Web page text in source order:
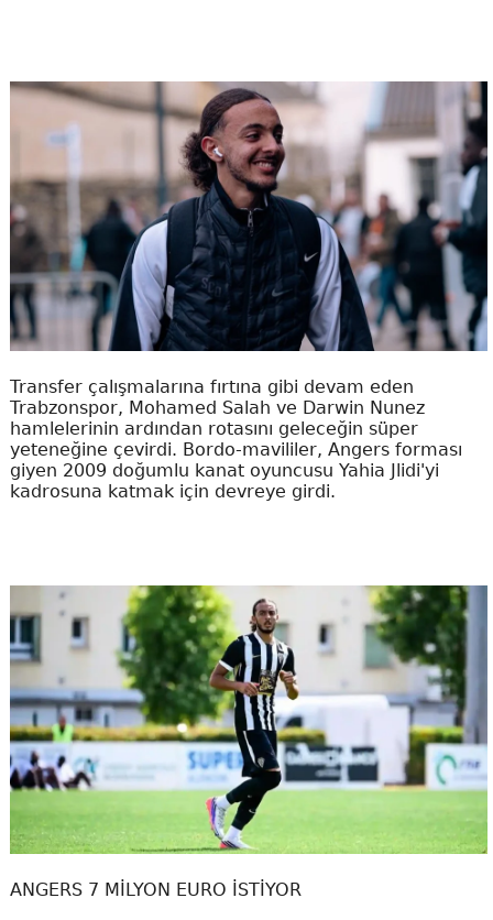
Transfer çalışmalarına fırtına gibi devam eden
Trabzonspor, Mohamed Salah ve Darwin Nunez
hamlelerinin ardından rotasını geleceğin süper
yeteneğine çevirdi. Bordo-mavililer, Angers forması
giyen 2009 doğumlu kanat oyuncusu Yahia Jlidi'yi
kadrosuna katmak için devreye girdi.
ANGERS 7 MİLYON EURO İSTİYOR